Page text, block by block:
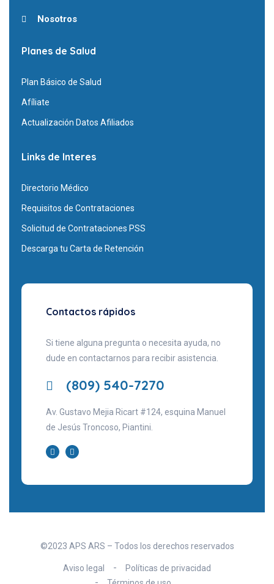
Nosotros
Planes de Salud
Plan Básico de Salud
Afíliate
Actualización Datos Afiliados
Links de Interes
Directorio Médico
Requisitos de Contrataciones
Solicitud de Contrataciones PSS
Descarga tu Carta de Retención
Contactos rápidos
Si tiene alguna pregunta o necesita ayuda, no
dude en contactarnos para recibir asistencia.
(809) 540-7270
Av. Gustavo Mejia Ricart #124, esquina Manuel
de Jesús Troncoso, Piantini.
©2023 APS ARS – Todos los derechos reservados
Aviso legal
Políticas de privacidad